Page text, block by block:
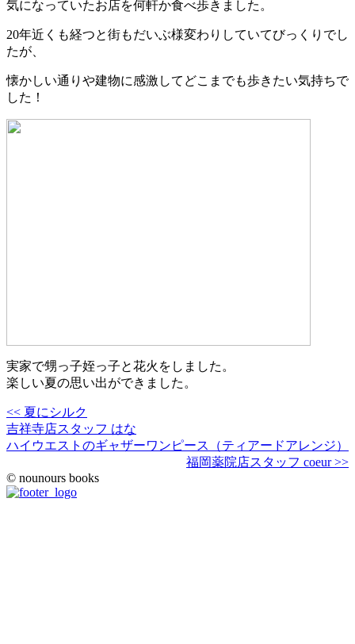
気になっていたお店を何軒か食べ歩きました。
20年近くも経つと街もだいぶ様変わりしていてびっくりでし
たが、
懐かしい通りや建物に感激してどこまでも歩きたい気持ちで
した！
実家で甥っ子姪っ子と花火をしました。
楽しい夏の思い出ができました。
<< 夏にシルク
吉祥寺店スタッフ はな
ハイウエストのギャザーワンピース（ティアードアレンジ）
福岡薬院店スタッフ coeur >>
© nounours books